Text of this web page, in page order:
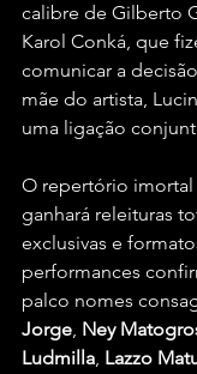
calibre de Gilberto
Karol Conká, que
comunicar a
mãe do artista,
uma ligação
O repertório imortal
ganhará releituras
exclusivas e
performances
palco nomes
Jorge, Ney
Ludmilla, Lazzo